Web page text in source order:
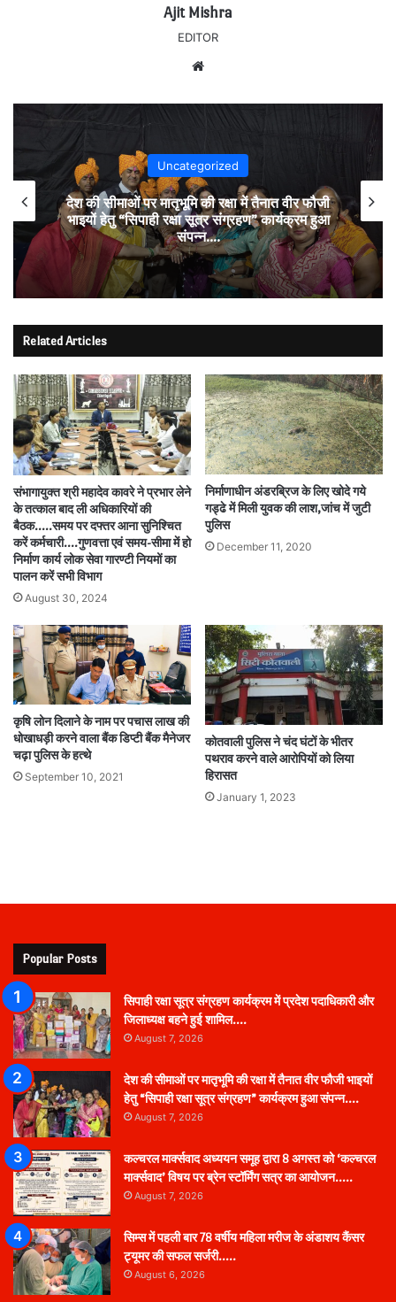
Ajit Mishra
EDITOR
Uncategorized
देश की सीमाओं पर मातृभूमि की रक्षा में तैनात वीर फौजी
भाइयों हेतु “सिपाही रक्षा सूत्र संग्रहण” कार्यक्रम हुआ
संपन्न….
Related Articles
संभागायुक्त श्री महादेव कावरे ने प्रभार लेने
के तत्काल बाद ली अधिकारियों की
बैठक…..समय पर दफ्तर आना सुनिश्चित
करें कर्मचारी….गुणवत्ता एवं समय-सीमा में हो
निर्माण कार्य लोक सेवा गारण्टी नियमों का
पालन करें सभी विभाग
August 30, 2024
निर्माणाधीन अंडरब्रिज के लिए खोदे गये
गड्ढे में मिली युवक की लाश,जांच में जुटी
पुलिस
December 11, 2020
कृषि लोन दिलाने के नाम पर पचास लाख की
धोखाधड़ी करने वाला बैंक डिप्टी बैंक मैनेजर
चढ़ा पुलिस के हत्थे
September 10, 2021
कोतवाली पुलिस ने चंद घंटों के भीतर
पथराव करने वाले आरोपियों को लिया
हिरासत
January 1, 2023
Popular Posts
सिपाही रक्षा सूत्र संग्रहण कार्यक्रम में प्रदेश पदाधिकारी और
जिलाध्यक्ष बहने हुई शामिल….
August 7, 2026
देश की सीमाओं पर मातृभूमि की रक्षा में तैनात वीर फौजी भाइयों
हेतु “सिपाही रक्षा सूत्र संग्रहण” कार्यक्रम हुआ संपन्न….
August 7, 2026
कल्चरल मार्क्सवाद अध्ययन समूह द्वारा 8 अगस्त को ‘कल्चरल
मार्क्सवाद’ विषय पर ब्रेन स्टॉर्मिंग सत्र का आयोजन…..
August 7, 2026
सिम्स में पहली बार 78 वर्षीय महिला मरीज के अंडाशय कैंसर
ट्यूमर की सफल सर्जरी…..
August 6, 2026